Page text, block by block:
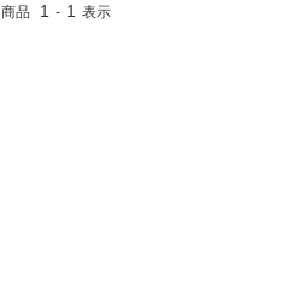
商品 1 - 1 表示